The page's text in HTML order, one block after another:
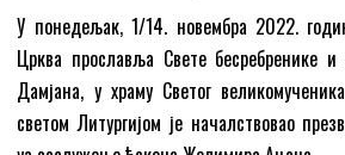
У понедељак, 1/14. новембра 2022.
Црква прославља Свете бесребренике
Дамјана, у храму Светог
светом Литургијом је началствовао